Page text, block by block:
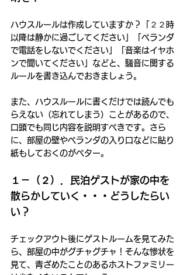
ハウスルールは作成していますか？「２２時
以降は静かに過ごしてください」「ベランダ
で電話をしないでください」「音楽はイヤホ
ンで聞いてください」などと、騒音に関する
ルールを書き込んでおきましょう。
また、ハウスルールに書くだけでは読んでも
らえない（忘れてしまう）ことがあるので、
口頭でも同じ内容を説明すべきです。さら
に、部屋の壁やベランダの入り口などに貼り
紙もしておくのがベター。
１－（２）．民泊ゲストが家の中を
散らかしていく・・・どうしたらい
い？
チェックアウト後にゲストルームを見てみた
ら、部屋の中がグチャグチャ！そんな惨状を
見て、青ざめたことのあるホストファミリー